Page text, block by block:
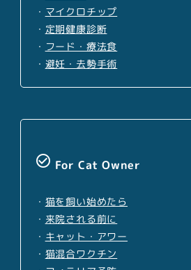
・ マイクロチップ
・ 定期健康診断
・ フード・療法食
・ 避妊・去勢手術
check_circle_outline For Cat Owner
・ 猫を飼い始めたら
・ 来院される前に
・ キャット・アワー
・ 猫混合ワクチン